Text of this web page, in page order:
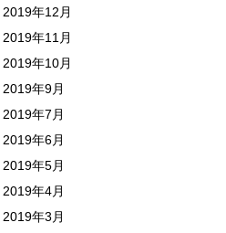
2019年12月
2019年11月
2019年10月
2019年9月
2019年7月
2019年6月
2019年5月
2019年4月
2019年3月